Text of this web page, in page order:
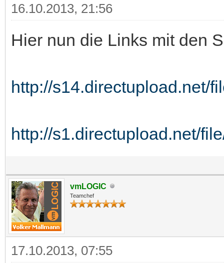
16.10.2013, 21:56
Hier nun die Links mit den
http://s14.directupload.net/
http://s1.directupload.net/
vmLOGIC
Teamchef
17.10.2013, 07:55